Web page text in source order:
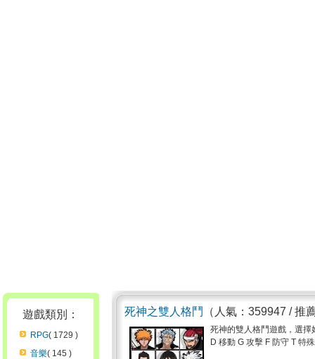
遊戲類別：
RPG( 1729 )
音樂( 145 )
死神之雙人格鬥 （人氣：359947 / 推
死神的雙人格鬥遊戲，選
D 移動 G 攻擊 F 防守 T 特